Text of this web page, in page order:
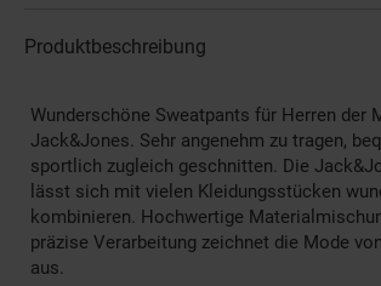
Produktbeschreibung
Wunderschöne Sweatpants für Herren der
Jack&Jones. Sehr angenehm zu tragen,
sportlich zugleich geschnitten. Die
lässt sich mit vielen Kleidungsstücken
kombinieren. Hochwertige
präzise Verarbeitung zeichnet die Mode
aus.